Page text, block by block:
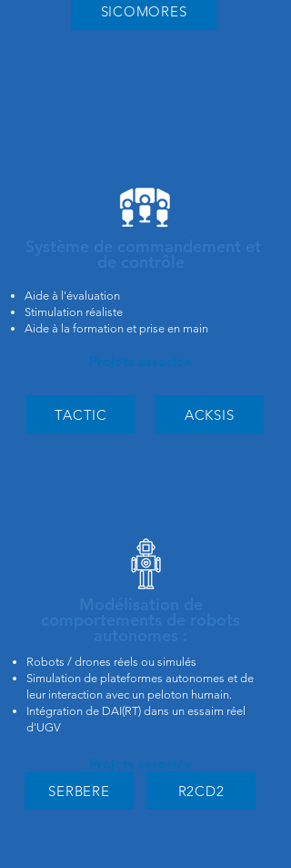
SICOMORES
TACTIC
Aide à l'évaluation
Stimulation réaliste
Aide à la formation et prise en main
ACKSIS
Projets associés
R2CD2
SERBERE
Robots / drones réels ou simulés
Simulation de plateformes autonomes et de
leur interaction avec un peloton humain.
Intégration de DAI(RT) dans un essaim réel
d'UGV
Projets associés